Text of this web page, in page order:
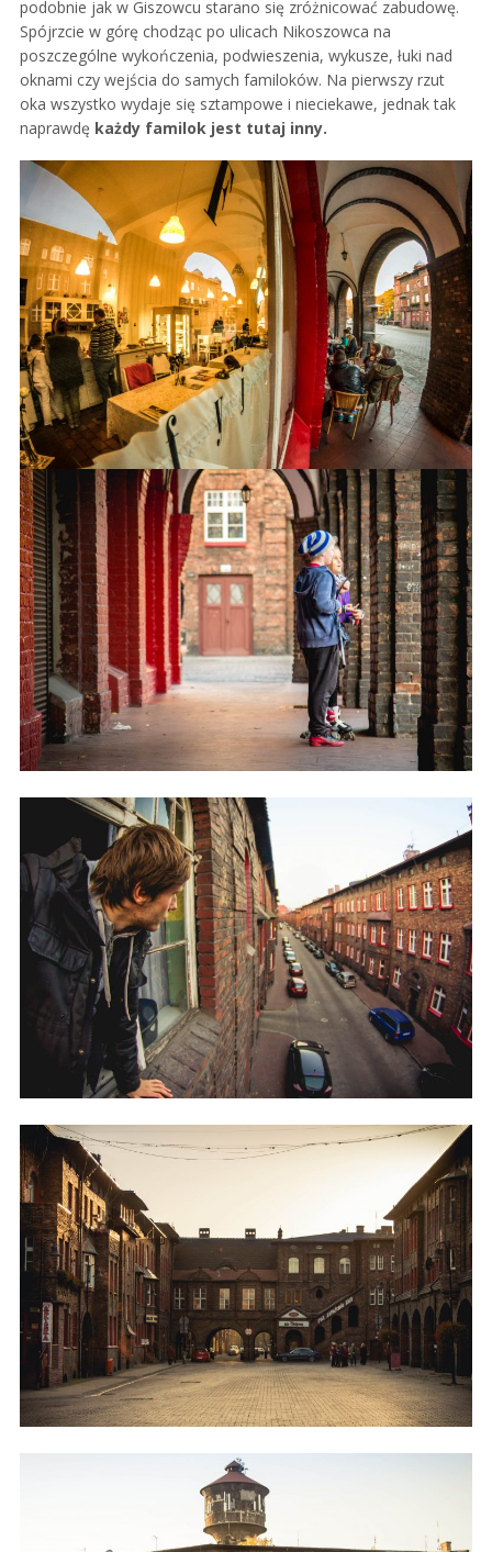
podobnie jak w Giszowcu starano się zróżnicować zabudowę.
Spójrzcie w górę chodząc po ulicach Nikoszowca na
poszczególne wykończenia, podwieszenia, wykusze, łuki nad
oknami czy wejścia do samych familoków. Na pierwszy rzut
oka wszystko wydaje się sztampowe i nieciekawe, jednak tak
naprawdę każdy familok jest tutaj inny.